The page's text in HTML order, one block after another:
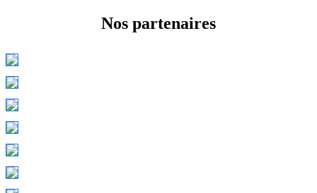
Nos partenaires